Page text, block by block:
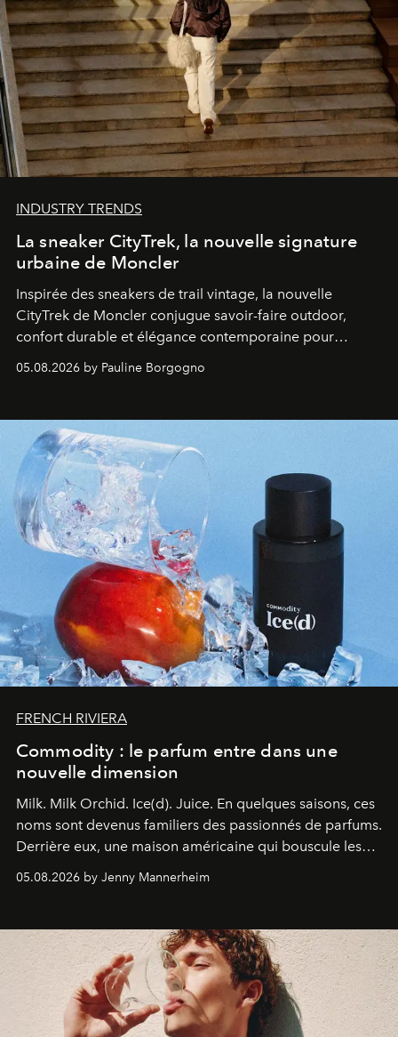
INDUSTRY TRENDS
La sneaker CityTrek, la nouvelle signature
urbaine de Moncler
Inspirée des sneakers de trail vintage, la nouvelle
CityTrek de Moncler conjugue savoir-faire outdoor,
confort durable et élégance contemporaine pour
accompagner les explorations du quotidien.
05.08.2026 by Pauline Borgogno
FRENCH RIVIERA
Commodity : le parfum entre dans une
nouvelle dimension
Milk. Milk Orchid. Ice(d). Juice. En quelques saisons, ces
noms sont devenus familiers des passionnés de parfums.
Derrière eux, une maison américaine qui bouscule les
codes de la parfumerie contemporaine en proposant
une approche aussi intuitive que personnelle :
05.08.2026 by Jenny Mannerheim